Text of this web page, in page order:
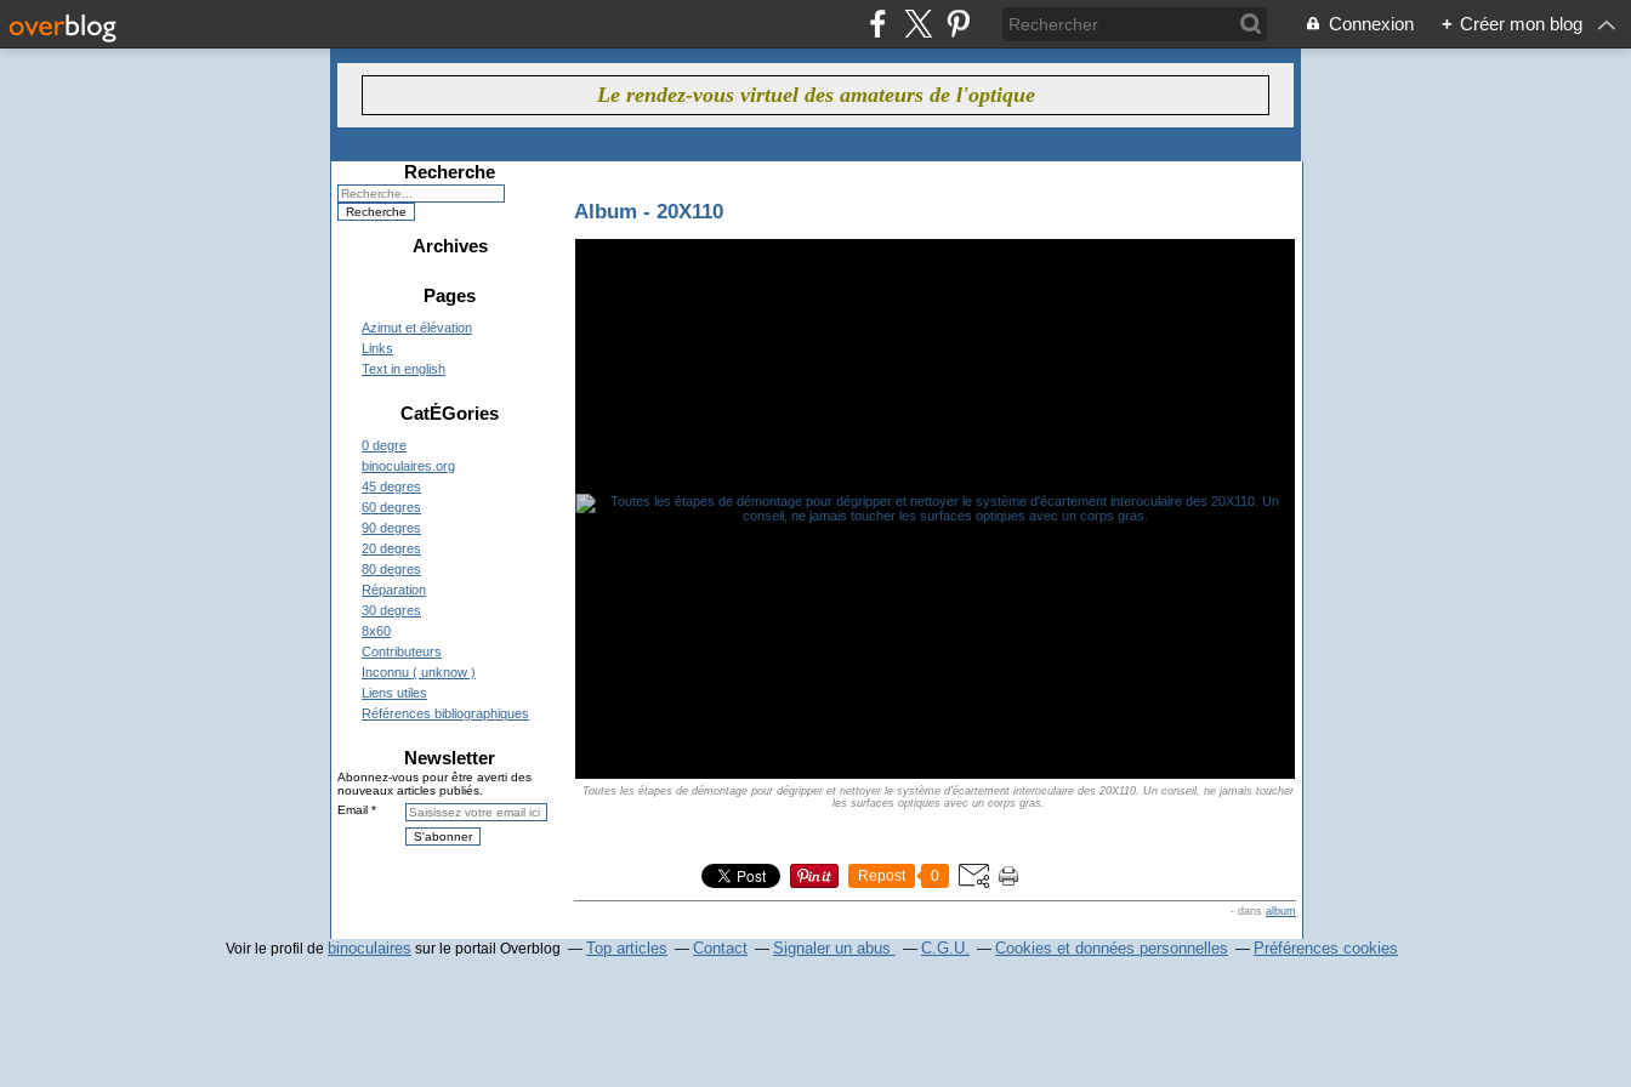
Connexion + Créer mon blog
Le rendez-vous virtuel des amateurs de l'optique
Recherche
Archives
Pages
Azimut et élévation
Links
Text in english
CatÉGories
0 degre
binoculaires.org
45 degres
60 degres
90 degres
20 degres
80 degres
Réparation
30 degres
8x60
Contributeurs
Inconnu ( unknow )
Liens utiles
Références bibliographiques
Newsletter
Abonnez-vous pour être averti des
nouveaux articles publiés.
Email
Album - 20X110
Toutes les étapes de démontage pour dégripper et nettoyer le système d'écartement interoculaire des 20X110. Un conseil, ne jamais toucher
les surfaces optiques avec un corps gras.
Repost 0
- dans album
Voir le profil de binoculaires sur le portail Overblog Top articles Contact Signaler un abus C.G.U. Cookies et données personnelles Préférences cookies